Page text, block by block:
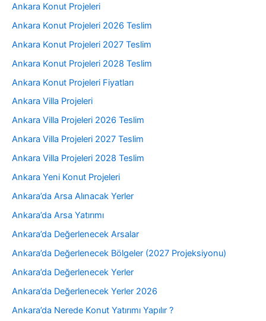
Ankara Konut Projeleri
Ankara Konut Projeleri 2026 Teslim
Ankara Konut Projeleri 2027 Teslim
Ankara Konut Projeleri 2028 Teslim
Ankara Konut Projeleri Fiyatları
Ankara Villa Projeleri
Ankara Villa Projeleri 2026 Teslim
Ankara Villa Projeleri 2027 Teslim
Ankara Villa Projeleri 2028 Teslim
Ankara Yeni Konut Projeleri
Ankara’da Arsa Alınacak Yerler
Ankara’da Arsa Yatırımı
Ankara’da Değerlenecek Arsalar
Ankara’da Değerlenecek Bölgeler (2027 Projeksiyonu)
Ankara’da Değerlenecek Yerler
Ankara’da Değerlenecek Yerler 2026
Ankara’da Nerede Konut Yatırımı Yapılır ?